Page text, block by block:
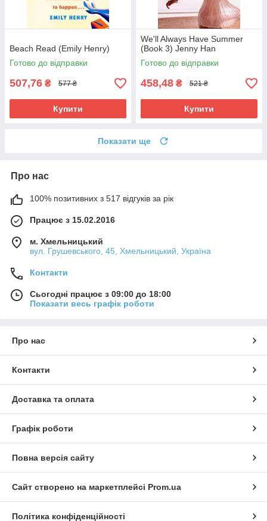
Beach Read (Emily Henry)
Готово до відправки
507,76 ₴ 577 ₴
Купити
We'll Always Have Summer
(Book 3) Jenny Han
Готово до відправки
458,48 ₴ 521 ₴
Купити
Показати ще
Про нас
100% позитивних з 517 відгуків за рік
Працює з 15.02.2016
м. Хмельницький
вул. Грушевського, 45, Хмельницький, Україна
Контакти
Сьогодні працює з 09:00 до 18:00
Показати весь графік роботи
Про нас
Контакти
Доставка та оплата
Графік роботи
Повна версія сайту
Сайт створено на маркетплейсі Prom.ua
Політика конфіденційності